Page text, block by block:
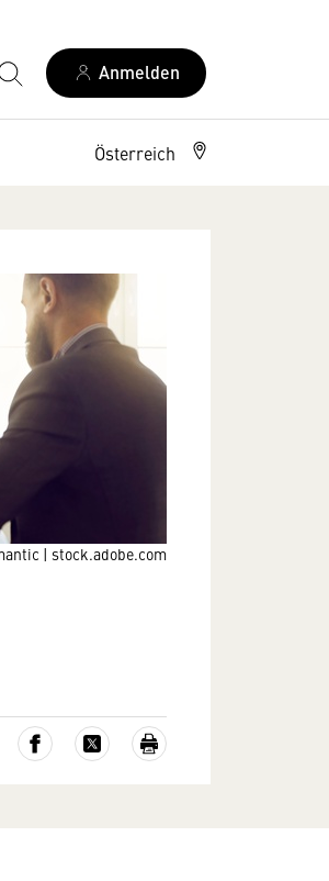
Anmelden
Österreich
| stock.adobe.com